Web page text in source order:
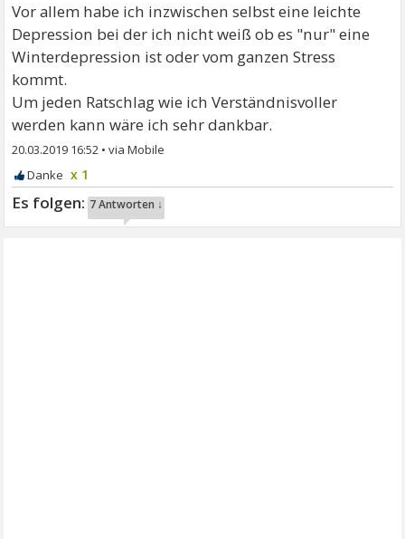
Vor allem habe ich inzwischen selbst eine leichte
Depression bei der ich nicht weiß ob es "nur" eine
Winterdepression ist oder vom ganzen Stress
kommt.
Um jeden Ratschlag wie ich Verständnisvoller
werden kann wäre ich sehr dankbar.
20.03.2019 16:52 •
x 1
7 Antworten ↓